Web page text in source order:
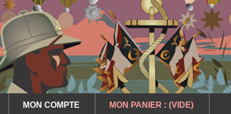
MON COMPTE MON PANIER : (VIDE)